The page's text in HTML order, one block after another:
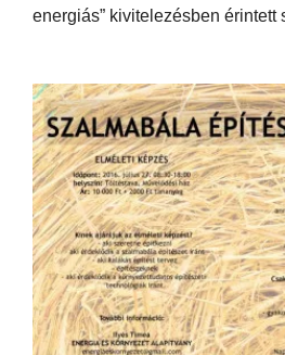
energiás” kivitelezésben érintett